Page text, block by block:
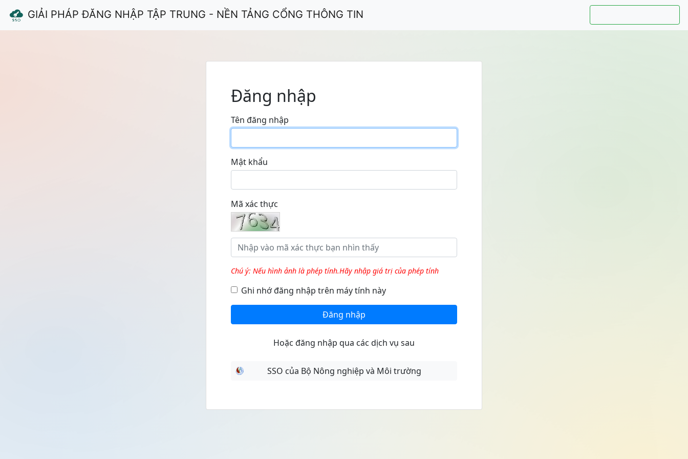
GIẢI PHÁP ĐĂNG NHẬP TẬP TRUNG - NỀN TẢNG CỔNG THÔNG TIN
Đăng nhập
Tên đăng nhập
Mật khẩu
Mã xác thực
Chú ý: Nếu hình ảnh là phép tính.Hãy nhập giá trị của phép tính
Ghi nhớ đăng nhập trên máy tính này
Đăng nhập
Hoặc đăng nhập qua các dịch vụ sau
SSO của Bộ Nông nghiệp và Môi trường